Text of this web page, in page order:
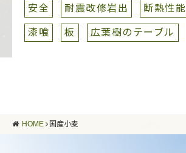
安全
耐震改修岩出 断熱性能
漆喰
板 広葉樹のテーブル
HOME 国産小麦